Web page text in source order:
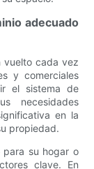
adecuado
vuelto cada vez
y comerciales
el sistema de
necesidades
en la
propiedad.
para su hogar o
clave. En